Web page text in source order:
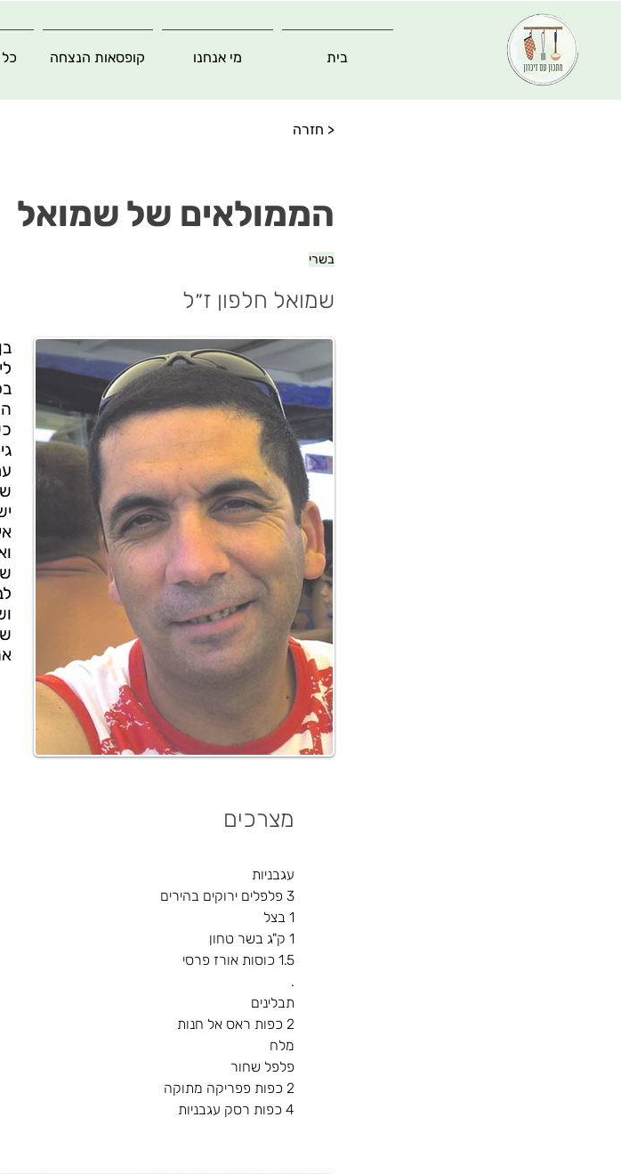
בית מי אנחנו קופסאות הנצחה
< חזרה
הממולאים של שמואל
בשרי
שמואל חלפון ז״ל
מצרכים
3 פלפלים ירוקים בהירים
1 בצל
1 ק"ג בשר טחון
1.5 כוסות אורז פרסי
.
תבלינים
2 כפות ראס אל חנות
מלח
פלפל שחור
2 כפות פפריקה מתוקה
4 כפות רסק עגבניות